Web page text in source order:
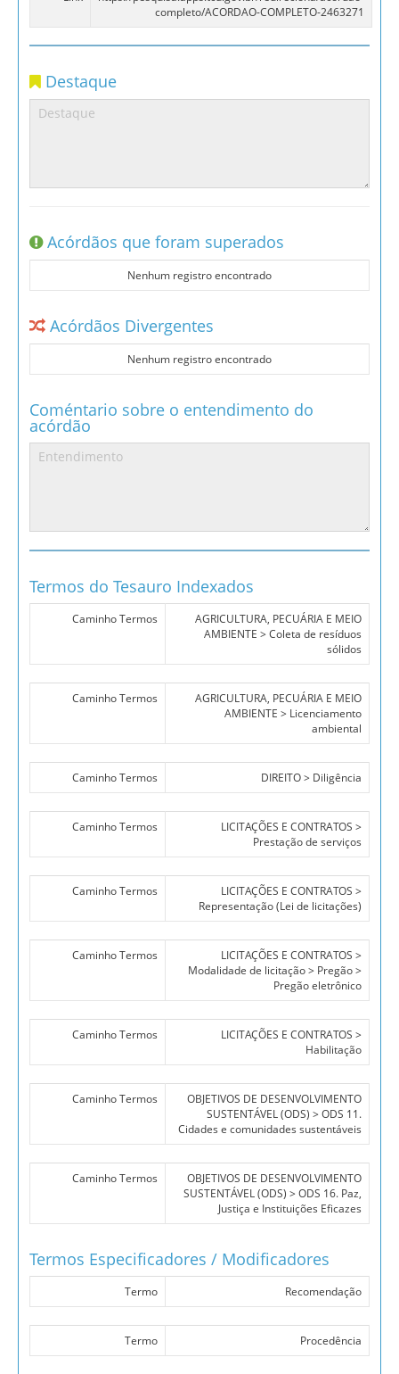
completo/ACORDAO-COMPLETO-2463271
Destaque
Acórdãos que foram superados
Nenhum registro encontrado
Acórdãos Divergentes
Nenhum registro encontrado
Coméntario sobre o entendimento do
acórdão
Termos do Tesauro Indexados
Caminho Termos
AGRICULTURA, PECUÁRIA E MEIO
AMBIENTE > Coleta de resíduos
sólidos
Caminho Termos
AGRICULTURA, PECUÁRIA E MEIO
AMBIENTE > Licenciamento
ambiental
Caminho Termos DIREITO > Diligência
Caminho Termos
LICITAÇÕES E CONTRATOS >
Prestação de serviços
Caminho Termos
LICITAÇÕES E CONTRATOS >
Representação (Lei de licitações)
Caminho Termos
LICITAÇÕES E CONTRATOS >
Modalidade de licitação > Pregão >
Pregão eletrônico
Caminho Termos
LICITAÇÕES E CONTRATOS >
Habilitação
Caminho Termos
OBJETIVOS DE DESENVOLVIMENTO
SUSTENTÁVEL (ODS) > ODS 11.
Cidades e comunidades sustentáveis
Caminho Termos
OBJETIVOS DE DESENVOLVIMENTO
SUSTENTÁVEL (ODS) > ODS 16. Paz,
Justiça e Instituições Eficazes
Termos Especificadores / Modificadores
Termo Recomendação
Termo Procedência